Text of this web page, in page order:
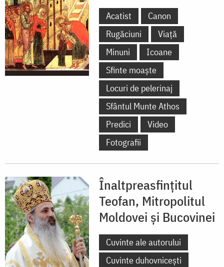
Acatist
Canon
Rugăciuni
Viață
Minuni
Icoane
Sfinte moaște
Locuri de pelerinaj
Sfântul Munte Athos
Predici
Video
Fotografii
Înaltpreasfințitul
Teofan, Mitropolitul
Moldovei și Bucovinei
Cuvinte ale autorului
Cuvinte duhovnicești